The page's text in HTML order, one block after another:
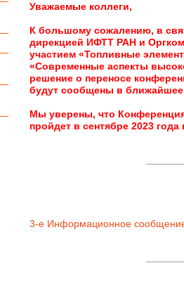
Уважаемые коллеги,
К большому сожалению, в
дирекцией ИФТТ РАН и
участием «Топливные
«Современные аспекты
решение о переносе
будут сообщены в
Мы уверены, что Конференция
пройдет в сентябре 2023
3-е Информационное